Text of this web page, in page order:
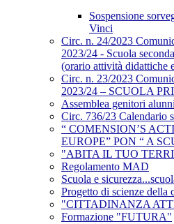
Sospensione
Vinci
Circ. n. 24/2023
2023/24 - Scuola
(orario attività didattiche
Circ. n. 23/2023
2023/24 – SCUOLA
Assemblea genitori
Circ. 736/23 Calendario
“ COMENSION’S
EUROPE” PON “ A
"ABITA IL TUO
Regolamento MAD
Scuola e
Progetto di scienze
"CITTADINANZA
Formazione "FUTURA"